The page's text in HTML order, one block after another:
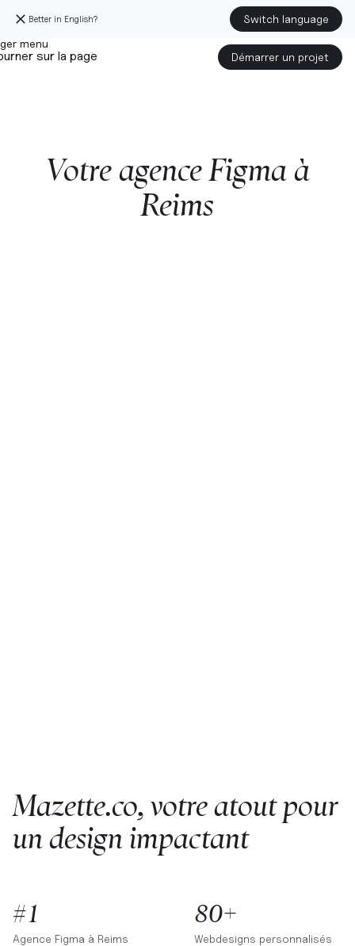
Better in English? Switch language
sur la page Démarrer un projet
VotreagenceFigmaà
Reims
Mazette.co, votre atout pour
un design impactant
#1
Agence Figma à Reims
80+
Webdesigns personnalisés